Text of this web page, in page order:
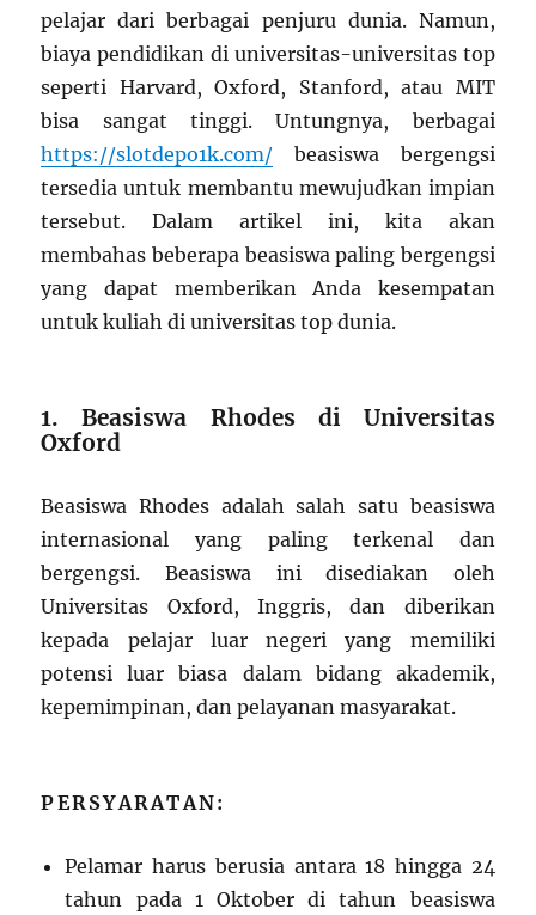
pelajar dari berbagai penjuru dunia. Namun,
biaya pendidikan di universitas-universitas top
seperti Harvard, Oxford, Stanford, atau MIT
bisa sangat tinggi. Untungnya, berbagai
https://slotdepo1k.com/ beasiswa bergengsi
tersedia untuk membantu mewujudkan impian
tersebut. Dalam artikel ini, kita akan
membahas beberapa beasiswa paling bergengsi
yang dapat memberikan Anda kesempatan
untuk kuliah di universitas top dunia.
1. Beasiswa Rhodes di Universitas
Oxford
Beasiswa Rhodes adalah salah satu beasiswa
internasional yang paling terkenal dan
bergengsi. Beasiswa ini disediakan oleh
Universitas Oxford, Inggris, dan diberikan
kepada pelajar luar negeri yang memiliki
potensi luar biasa dalam bidang akademik,
kepemimpinan, dan pelayanan masyarakat.
PERSYARATAN:
Pelamar harus berusia antara 18 hingga 24
tahun pada 1 Oktober di tahun beasiswa